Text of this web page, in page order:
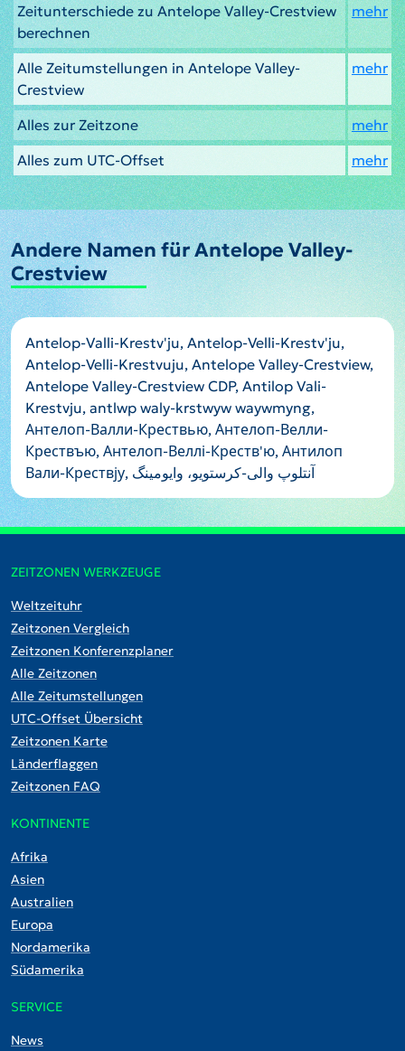
Zeitunterschiede zu Antelope Valley-Crestview
berechnen
mehr
Alle Zeitumstellungen in Antelope Valley-
Crestview
mehr
Alles zur Zeitzone
mehr
Alles zum UTC-Offset
mehr
Andere Namen für Antelope Valley-
Crestview
Antelop-Valli-Krestv'ju, Antelop-Velli-Krestv'ju,
Antelop-Velli-Krestvuju, Antelope Valley-Crestview,
Antelope Valley-Crestview CDP, Antilop Vali-
Krestvju, antlwp waly-krstwyw waywmyng,
Антелоп-Валли-Крествью, Антелоп-Велли-
Крествъю, Антелоп-Веллі-Креств'ю, Антилоп
Вали-Крествју, آنتلوپ والی-کرستویو، وایومینگ
ZEITZONEN WERKZEUGE
Weltzeituhr
Zeitzonen Vergleich
Zeitzonen Konferenzplaner
Alle Zeitzonen
Alle Zeitumstellungen
UTC-Offset Übersicht
Zeitzonen Karte
Länderflaggen
Zeitzonen FAQ
KONTINENTE
Afrika
Asien
Australien
Europa
Nordamerika
Südamerika
SERVICE
News